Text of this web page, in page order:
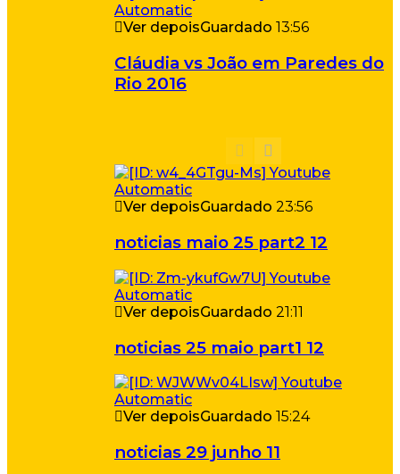
Ver depoisGuardado 13:56
Cláudia vs João em Paredes do
Rio 2016
Ver depoisGuardado 23:56
noticias maio 25 part2 12
Ver depoisGuardado 21:11
noticias 25 maio part1 12
Ver depoisGuardado 15:24
noticias 29 junho 11